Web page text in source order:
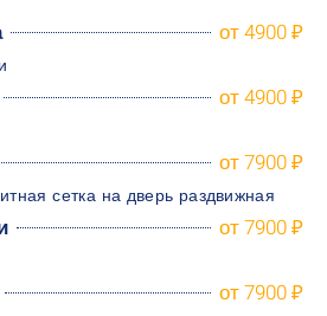
от 4900 ₽
от 4900 ₽
от 7900 ₽
сетка на дверь раздвижная
от 7900 ₽
от 7900 ₽